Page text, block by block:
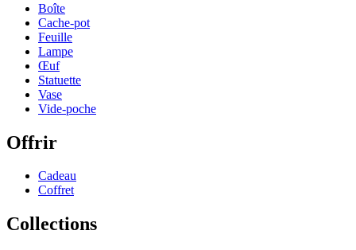
Boîte
Cache-pot
Feuille
Lampe
Œuf
Statuette
Vase
Vide-poche
Offrir
Cadeau
Coffret
Collections